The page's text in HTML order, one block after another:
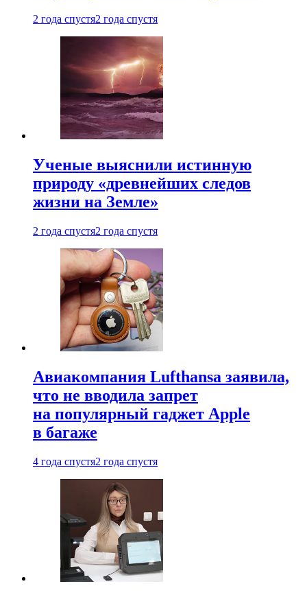
2 года спустя2 года спустя
Ученые выяснили истинную
природу «древнейших следов
жизни на Земле»
2 года спустя2 года спустя
Авиакомпания Lufthansa заявила,
что не вводила запрет
на популярный гаджет Apple
в багаже
4 года спустя2 года спустя